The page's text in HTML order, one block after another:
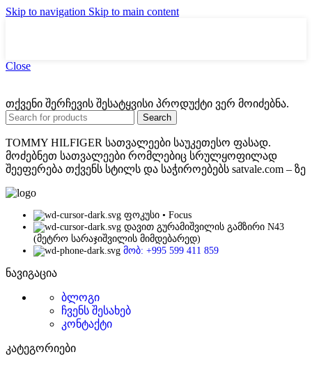
Skip to navigation Skip to main content
Close
თქვენი შერჩევის შესატყვისი პროდუქტი ვერ მოიძებნა.
Search
TOMMY HILFIGER სათვალეები საუკეთესო ფასად.
მოძებნეთ სათვალეები რომლებიც სრულყოფილად
შეეფერება თქვენს სტილს და საჭიროებებს satvale.com – ზე
ფოკუსი • Focus
დავით გურამიშვილის გამზირი N43
(მეტრო სარაჯიშვილის მიმდებარედ)
მობ: +995 599 411 859
ნავიგაცია
ბლოგი
ჩვენს შესახებ
კონტაქტი
კატეგორიები